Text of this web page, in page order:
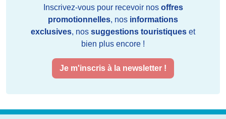
Inscrivez-vous pour recevoir nos offres
promotionnelles, nos informations
exclusives, nos suggestions touristiques et
bien plus encore !
Je m'inscris à la newsletter !